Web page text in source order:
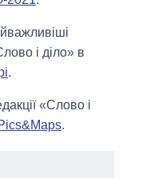
і діло» в
.
«Слово і
.